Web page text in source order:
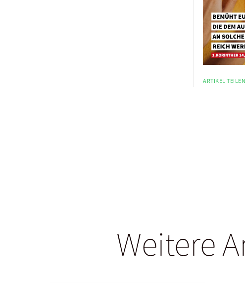
ARTIKEL TEILEN
Weitere